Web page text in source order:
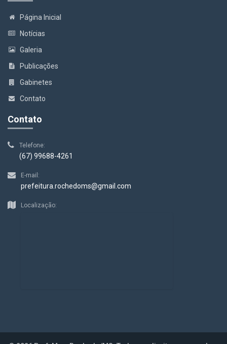
Página Inicial
Notícias
Galeria
Publicações
Gabinetes
Contato
Contato
Telefone:
(67) 99688-4261
E-mail:
prefeitura.rochedoms@gmail.com
Localização: